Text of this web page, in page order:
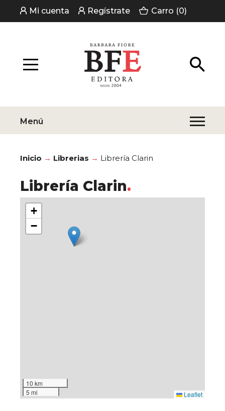
Mi cuenta Regístrate Carro (0)
Menú
Inicio Librerias Librería Clarin
Librería Clarin
+
−
10 km
5 mi
Leaflet